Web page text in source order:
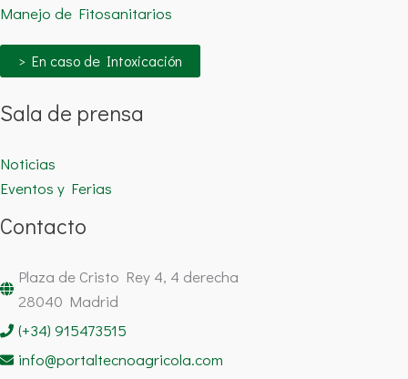
Manejo de Fitosanitarios
> En caso de Intoxicación
Sala de prensa
Noticias
Eventos y Ferias
Contacto
Plaza de Cristo Rey 4, 4 derecha
28040 Madrid
(+34) 915473515
info@portaltecnoagricola.com